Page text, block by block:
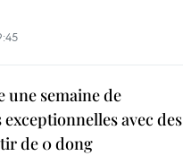
une semaine de
avec des
de 0 dong